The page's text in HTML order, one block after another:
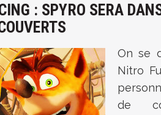
: SPYRO SERA
On se
Nitro
de